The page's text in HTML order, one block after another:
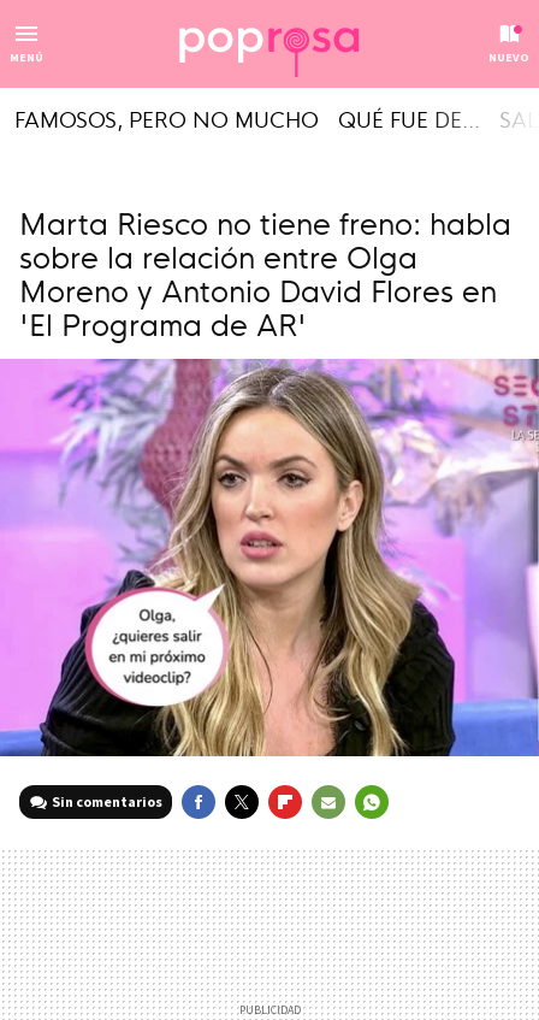
MENÚ NUEVO
FAMOSOS, PERO NO MUCHO QUÉ FUE DE...
Marta Riesco no tiene freno: habla
sobre la relación entre Olga
Moreno y Antonio David Flores en
'El Programa de AR'
Sin comentarios
MAIL